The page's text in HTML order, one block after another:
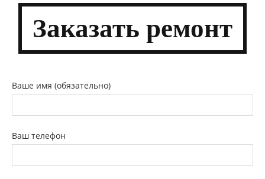
Заказать ремонт
Ваше имя (обязательно)
Ваш телефон